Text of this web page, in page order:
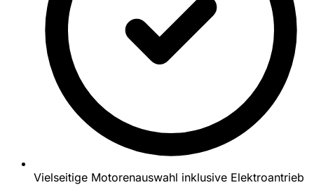
Vielseitige Motorenauswahl inklusive Elektroantrieb